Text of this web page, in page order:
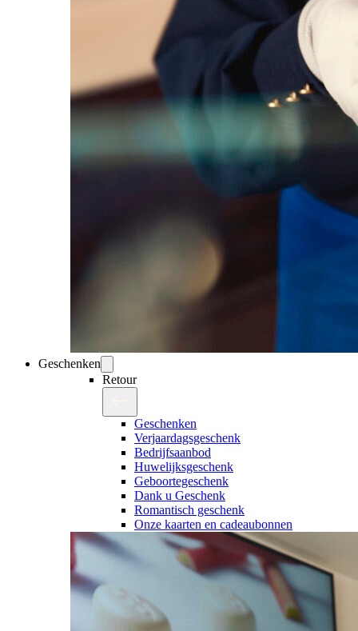
Geschenken
Retour
Geschenken
Verjaardagsgeschenk
Bedrijfsaanbod
Huwelijksgeschenk
Geboortegeschenk
Dank u Geschenk
Romantisch geschenk
Onze kaarten en cadeaubonnen